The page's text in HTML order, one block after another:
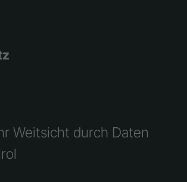
Weitsicht durch Daten